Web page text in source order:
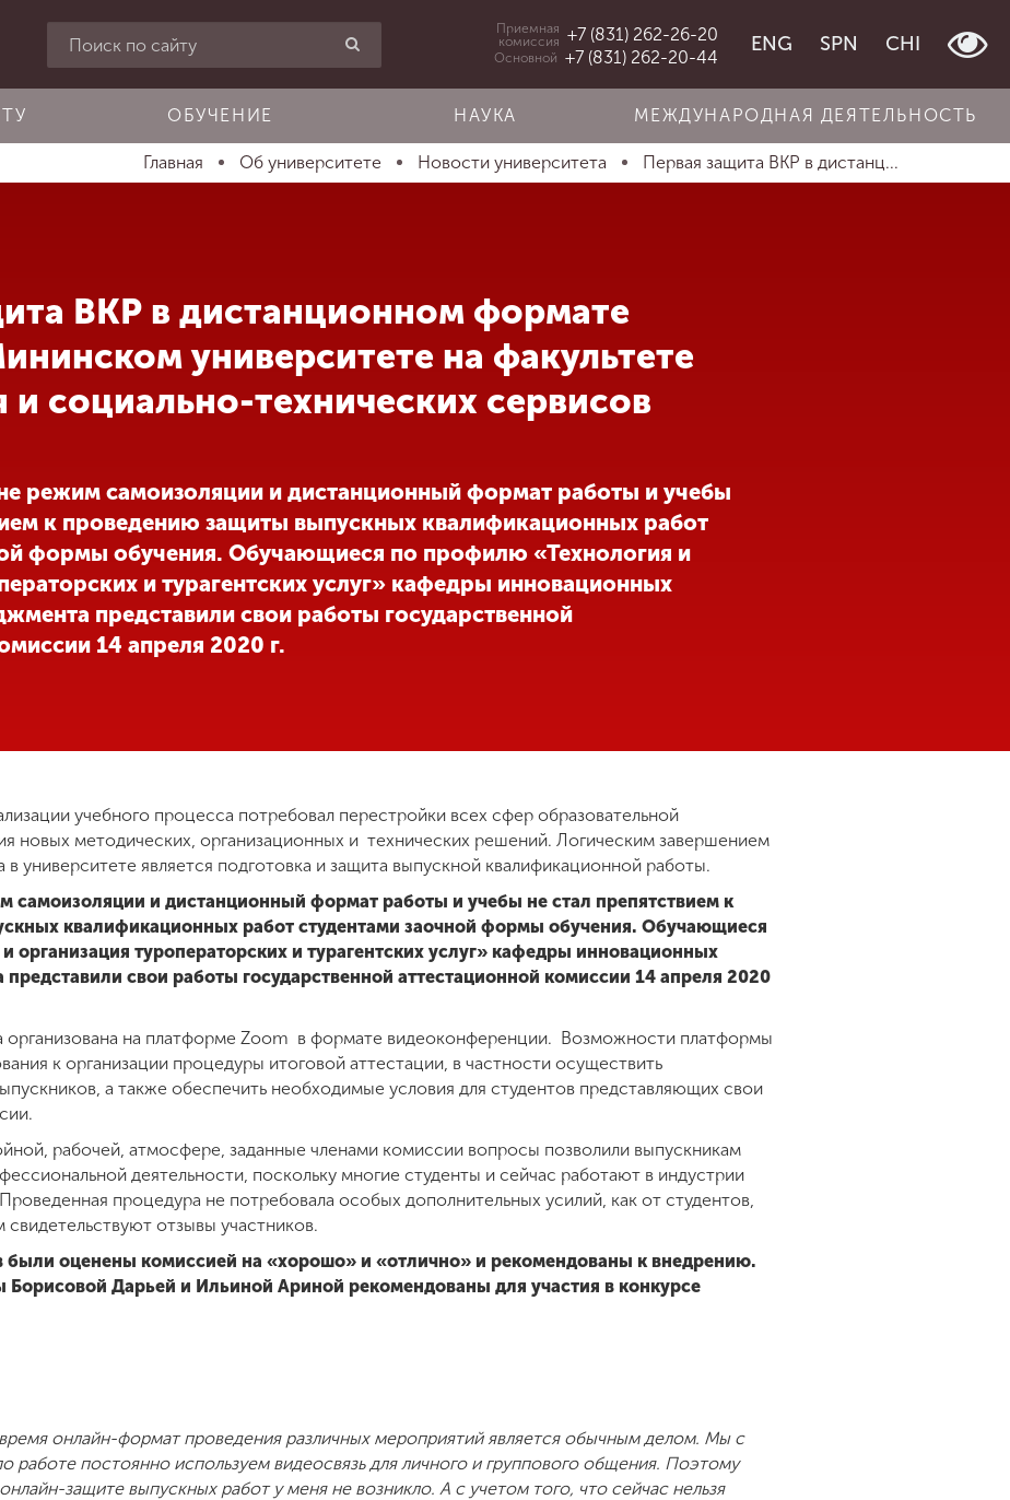
Приемная
комиссия +7 (831) 262-26-20
Основной +7 (831) 262-20-44
ENG SPN CHI
ОБУЧЕНИЕ НАУКА МЕЖДУНАРОДНАЯ ДЕЯТЕЛЬНОСТЬ
Главная Об университете Новости университета Первая защита ВКР в дистанц...
ВКР в дистанционном формате
университете на факультете
и социально-технических сервисов
режим самоизоляции и дистанционный формат работы и учебы
к проведению защиты выпускных квалификационных работ
формы обучения. Обучающиеся по профилю «Технология и
и турагентских услуг» кафедры инновационных
представили свои работы государственной
14 апреля 2020 г.
учебного процесса потребовал перестройки всех сфер образовательной
новых методических, организационных и технических решений. Логическим завершением
в университете является подготовка и защита выпускной квалификационной работы.
самоизоляции и дистанционный формат работы и учебы не стал препятствием к
квалификационных работ студентами заочной формы обучения. Обучающиеся
организация туроператорских и турагентских услуг» кафедры инновационных
свои работы государственной аттестационной комиссии 14 апреля 2020
организована на платформе Zoom в формате видеоконференции. Возможности платформы
к организации процедуры итоговой аттестации, в частности осуществить
а также обеспечить необходимые условия для студентов представляющих свои
рабочей, атмосфере, заданные членами комиссии вопросы позволили выпускникам
деятельности, поскольку многие студенты и сейчас работают в индустрии
процедура не потребовала особых дополнительных усилий, как от студентов,
свидетельствуют отзывы участников.
были оценены комиссией на «хорошо» и «отлично» и рекомендованы к внедрению.
Дарьей и Ильиной Ариной рекомендованы для участия в конкурсе
онлайн-формат проведения различных мероприятий является обычным делом. Мы с
работе постоянно используем видеосвязь для личного и группового общения. Поэтому
защите выпускных работ у меня не возникло. А с учетом того, что сейчас нельзя